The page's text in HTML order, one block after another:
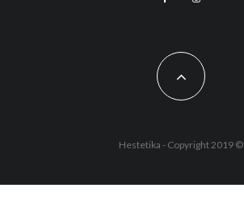
Hestetika - Copyright 2019 ©